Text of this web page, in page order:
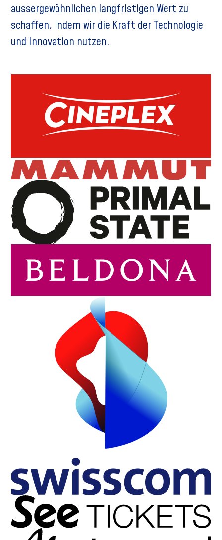
aussergewöhnlichen langfristigen Wert zu
schaffen, indem wir die Kraft der Technologie
und Innovation nutzen.